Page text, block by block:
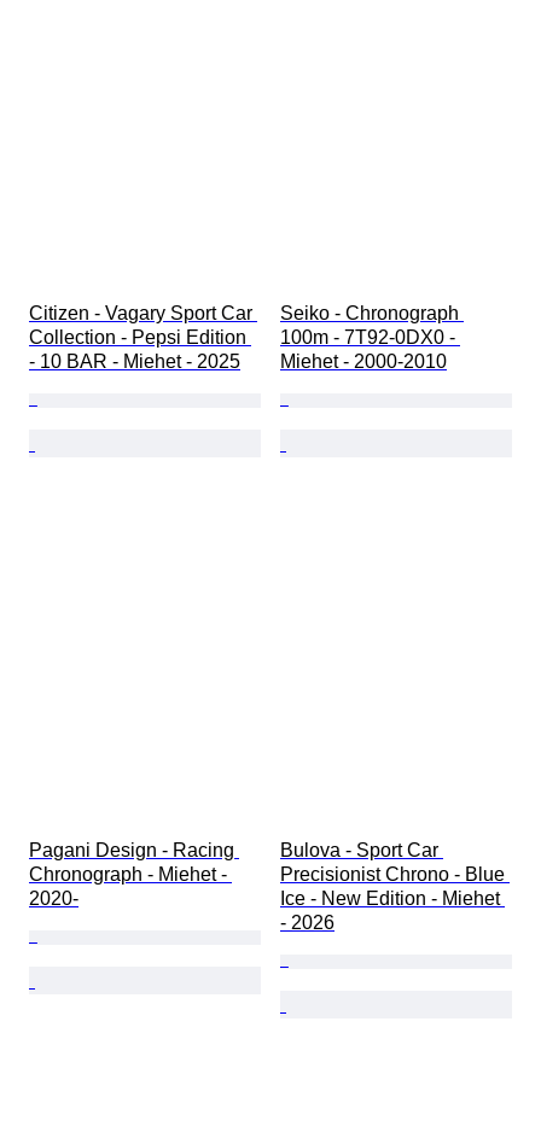
Citizen - Vagary Sport Car
Collection - Pepsi Edition
- 10 BAR - Miehet - 2025
Seiko - Chronograph
100m - 7T92-0DX0 -
Miehet - 2000-2010
Pagani Design - Racing
Chronograph - Miehet -
2020-
Bulova - Sport Car
Precisionist Chrono - Blue
Ice - New Edition - Miehet
- 2026